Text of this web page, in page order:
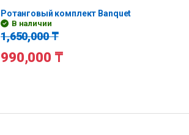
Ротанговый комплект Banquet
В наличии
1,650,000₸
990,000 ₸